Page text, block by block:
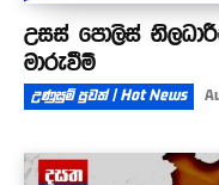
උසස් පොලිස්
මාරුවීම්
උණුසුම් පුවත් | Hot News